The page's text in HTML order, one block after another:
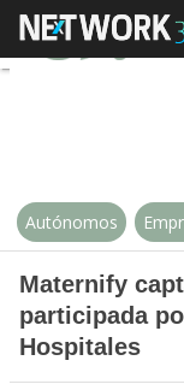
Autónomos
Maternify
participada
Hospitales